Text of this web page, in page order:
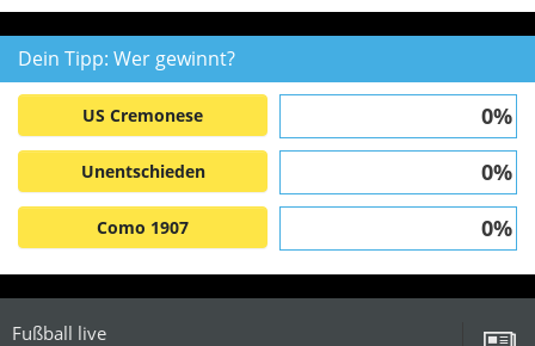
Dein Tipp: Wer gewinnt?
US Cremonese 0%
Unentschieden 0%
Como 1907 0%
Fußball live